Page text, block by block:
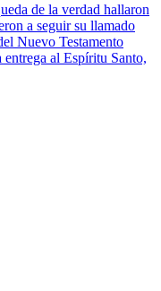
de la verdad hallaron
a seguir su llamado
Nuevo Testamento
al Espíritu Santo,